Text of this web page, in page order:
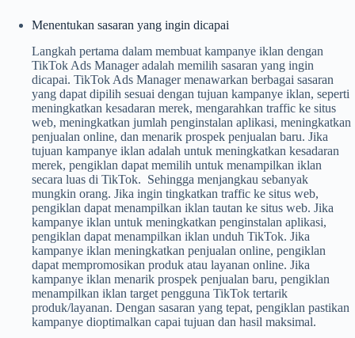
Menentukan sasaran yang ingin dicapai
Langkah pertama dalam membuat kampanye iklan dengan
TikTok Ads Manager adalah memilih sasaran yang ingin
dicapai. TikTok Ads Manager menawarkan berbagai sasaran
yang dapat dipilih sesuai dengan tujuan kampanye iklan, seperti
meningkatkan kesadaran merek, mengarahkan traffic ke situs
web, meningkatkan jumlah penginstalan aplikasi, meningkatkan
penjualan online, dan menarik prospek penjualan baru. Jika
tujuan kampanye iklan adalah untuk meningkatkan kesadaran
merek, pengiklan dapat memilih untuk menampilkan iklan
secara luas di TikTok. Sehingga menjangkau sebanyak
mungkin orang. Jika ingin tingkatkan traffic ke situs web,
pengiklan dapat menampilkan iklan tautan ke situs web. Jika
kampanye iklan untuk meningkatkan penginstalan aplikasi,
pengiklan dapat menampilkan iklan unduh TikTok. Jika
kampanye iklan meningkatkan penjualan online, pengiklan
dapat mempromosikan produk atau layanan online. Jika
kampanye iklan menarik prospek penjualan baru, pengiklan
menampilkan iklan target pengguna TikTok tertarik
produk/layanan. Dengan sasaran yang tepat, pengiklan pastikan
kampanye dioptimalkan capai tujuan dan hasil maksimal.